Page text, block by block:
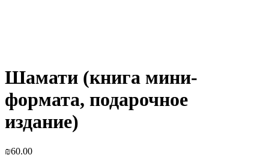
Шамати (книга мини-
формата, подарочное
издание)
₪60.00